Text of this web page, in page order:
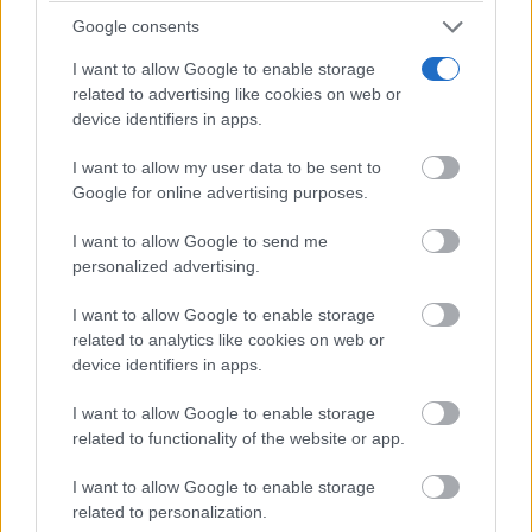
Google consents
I want to allow Google to enable storage
related to advertising like cookies on web or
device identifiers in apps.
I want to allow my user data to be sent to
Google for online advertising purposes.
I want to allow Google to send me
personalized advertising.
I want to allow Google to enable storage
related to analytics like cookies on web or
device identifiers in apps.
I want to allow Google to enable storage
related to functionality of the website or app.
I want to allow Google to enable storage
related to personalization.
Diálogo Local de Valdepeñas del pasado febrero.
Refuerzo científico, infraestructuras y proyección
Por último y recorriendo la actividad centro por
centro, el consejero ha explicado que el año 2025 ha
actividad científico-técnica del IRIAF, con la
consolidación de líneas estratégicas de investigación,
la captación de nuevos fondos y el refuerzo de sus
infraestructuras.
El Centro de Investigación Apícola y Agroambiental